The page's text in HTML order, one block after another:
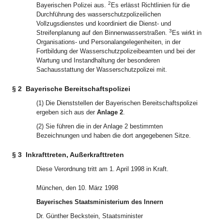
Bayerischen Polizei aus. 2 Es erlässt Richtlinien für die
Durchführung des wasserschutzpolizeilichen
Vollzugsdienstes und koordiniert die Dienst- und
Streifenplanung auf den Binnenwasserstraßen. 3 Es wirkt in
Organisations- und Personalangelegenheiten, in der
Fortbildung der Wasserschutzpolizeibeamten und bei der
Wartung und Instandhaltung der besonderen
Sachausstattung der Wasserschutzpolizei mit.
§ 2 Bayerische Bereitschaftspolizei
(1) Die Dienststellen der Bayerischen Bereitschaftspolizei
ergeben sich aus der Anlage 2.
(2) Sie führen die in der Anlage 2 bestimmten
Bezeichnungen und haben die dort angegebenen Sitze.
§ 3 Inkrafttreten, Außerkrafttreten
Diese Verordnung tritt am 1. April 1998 in Kraft.
München, den 10. März 1998
Bayerisches Staatsministerium des Innern
Dr. Günther Beckstein, Staatsminister